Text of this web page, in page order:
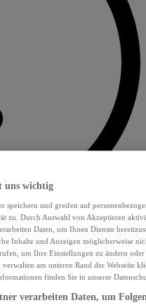
uns wichtig
speichern und greifen auf
zu. Durch Auswahl von Akzeptieren
Daten, um Ihnen Dienste
Inhalte und Anzeigen möglicherweise
um Ihre Einstellungen zu ändern
am unteren Rand der Webseite
finden Sie in unserer
verarbeiten Daten, um